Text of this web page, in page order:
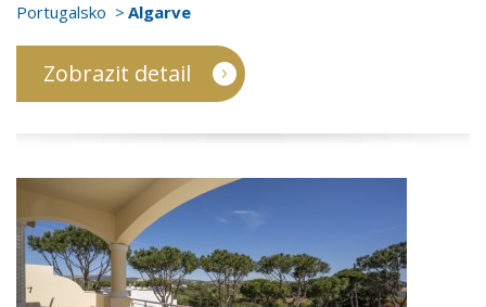
Portugalsko Algarve
Zobrazit detail